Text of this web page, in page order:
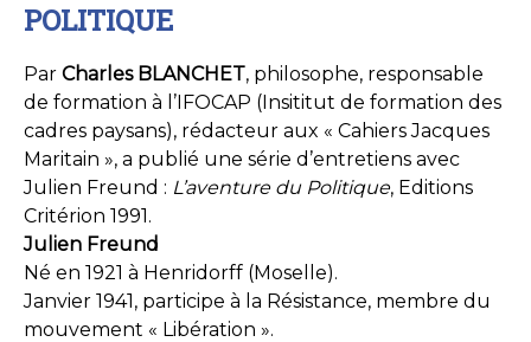
POLITIQUE
Par Charles BLANCHET, philosophe, responsable
de formation à l’IFOCAP (Insititut de formation des
cadres paysans), rédacteur aux « Cahiers Jacques
Maritain », a publié une série d’entretiens avec
Julien Freund : L’aventure du Politique, Editions
Critérion 1991.
Julien Freund
Né en 1921 à Henridorff (Moselle).
Janvier 1941, participe à la Résistance, membre du
mouvement « Libération ».